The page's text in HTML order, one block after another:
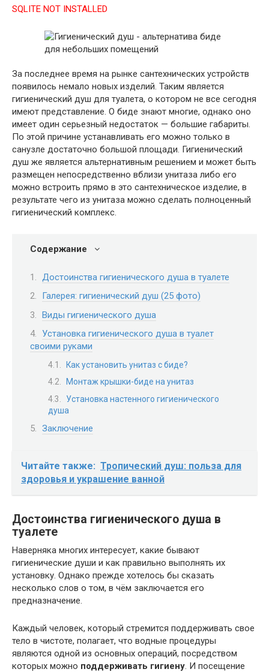
SQLITE NOT INSTALLED
За последнее время на рынке сантехнических устройств
появилось немало новых изделий. Таким является
гигиенический душ для туалета, о котором не все сегодня
имеют представление. О биде знают многие, однако оно
имеет один серьезный недостаток — большие габариты.
По этой причине устанавливать его можно только в
санузле достаточно большой площади. Гигиенический
душ же является альтернативным решением и может быть
размещен непосредственно вблизи унитаза либо его
можно встроить прямо в это сантехническое изделие, в
результате чего из унитаза можно сделать полноценный
гигиенический комплекс.
Содержание
Достоинства гигиенического душа в туалете
Галерея: гигиенический душ (25 фото)
Виды гигиенического душа
Установка гигиенического душа в туалет
своими руками
Как установить унитаз с биде?
Монтаж крышки-биде на унитаз
Установка настенного гигиенического
душа
Заключение
Читайте также: Тропический душ: польза для
здоровья и украшение ванной
Достоинства гигиенического душа в
туалете
Наверняка многих интересует, какие бывают
гигиенические души и как правильно выполнять их
установку. Однако прежде хотелось бы сказать
несколько слов о том, в чём заключается его
предназначение.
Каждый человек, который стремится поддерживать свое
тело в чистоте, полагает, что водные процедуры
являются одной из основных операций, посредством
которых можно поддерживать гигиену . И посещение